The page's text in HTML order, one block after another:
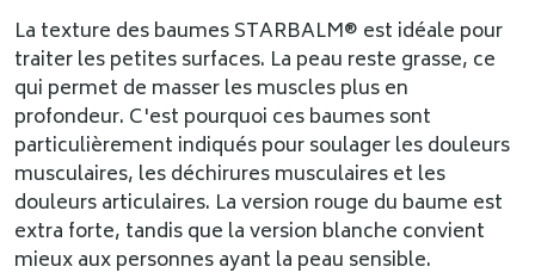
La texture des baumes STARBALM® est idéale pour
traiter les petites surfaces. La peau reste grasse, ce
qui permet de masser les muscles plus en
profondeur. C'est pourquoi ces baumes sont
particulièrement indiqués pour soulager les douleurs
musculaires, les déchirures musculaires et les
douleurs articulaires. La version rouge du baume est
extra forte, tandis que la version blanche convient
mieux aux personnes ayant la peau sensible.